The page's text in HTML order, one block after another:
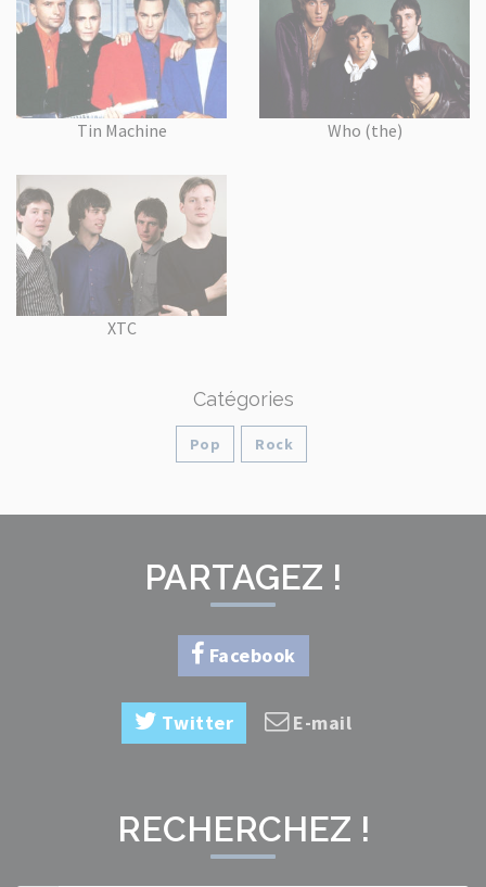
Tin Machine Who (the)
XTC
Catégories
Pop Rock
PARTAGEZ !
Facebook
Twitter E-mail
RECHERCHEZ !